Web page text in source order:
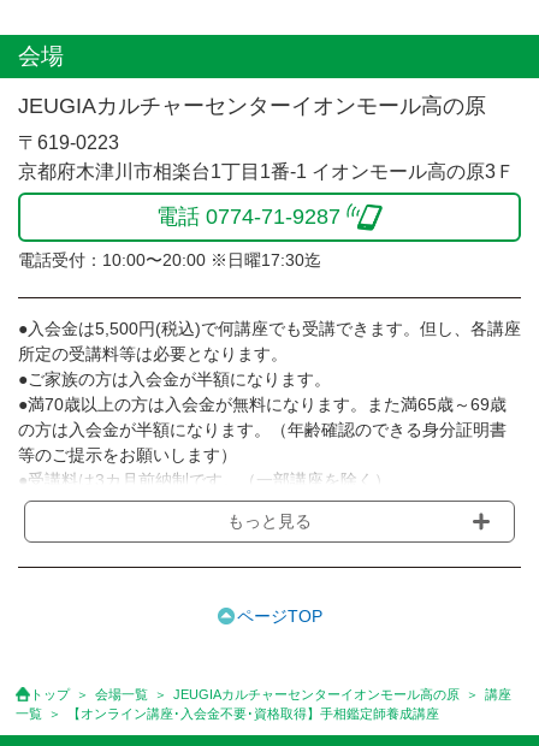
会場
JEUGIAカルチャーセンターイオンモール高の原
〒619-0223
京都府木津川市相楽台1丁目1番-1 イオンモール高の原3Ｆ
電話 0774-71-9287
電話受付：10:00〜20:00 ※日曜17:30迄
●入会金は5,500円(税込)で何講座でも受講できます。但し、各講座
所定の受講料等は必要となります。
●ご家族の方は入会金が半額になります。
●満70歳以上の方は入会金が無料になります。また満65歳～69歳
の方は入会金が半額になります。（年齢確認のできる身分証明書
等のご提示をお願いします）
●受講料は3カ月前納制です。（一部講座を除く）
●受講料には運営費として１講座につき月額770円(税込)が含まれ
ております。また一部の講座では別途傷害保険料も含まれており
用は含まれておりません。
のでご確認ください。
●参加人数が一定に満たない場合、体験や講座開講を中止または延
もっと見る
ページTOP
トップ 会場一覧 JEUGIAカルチャーセンターイオンモール高の原
講座
一覧
【オンライン講座･入会金不要･資格取得】手相鑑定師養成講座